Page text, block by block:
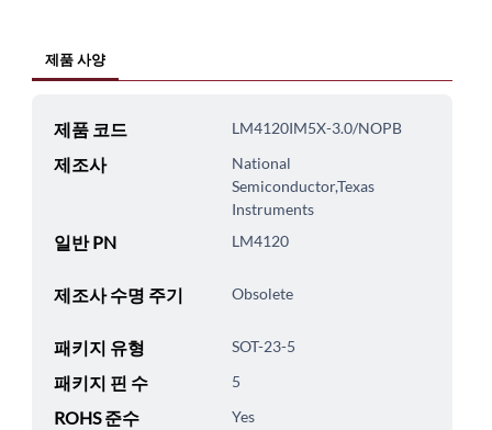
제품 사양
제품 코드 LM4120IM5X-3.0/NOPB
제조사
National
Semiconductor,Texas
Instruments
일반 PN LM4120
제조사 수명 주기 Obsolete
패키지 유형 SOT-23-5
패키지 핀 수 5
ROHS 준수 Yes